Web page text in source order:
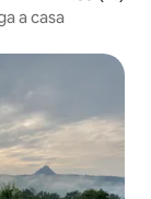
a casa